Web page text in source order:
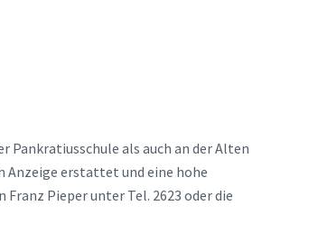
Pankratiusschule als auch an der Alten
Anzeige erstattet und eine hohe
Pieper unter Tel. 2623 oder die